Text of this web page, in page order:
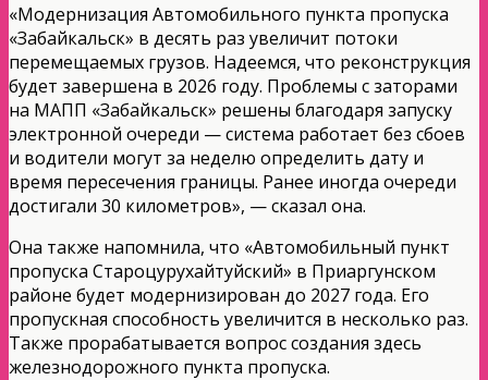
«Модернизация Автомобильного пункта пропуска
«Забайкальск» в десять раз увеличит потоки
перемещаемых грузов. Надеемся, что реконструкция
будет завершена в 2026 году. Проблемы с заторами
на МАПП «Забайкальск» решены благодаря запуску
электронной очереди — система работает без сбоев
и водители могут за неделю определить дату и
время пересечения границы. Ранее иногда очереди
достигали 30 километров», — сказал она.
Она также напомнила, что «Автомобильный пункт
пропуска Староцурухайтуйский» в Приаргунском
районе будет модернизирован до 2027 года. Его
пропускная способность увеличится в несколько раз.
Также прорабатывается вопрос создания здесь
железнодорожного пункта пропуска.